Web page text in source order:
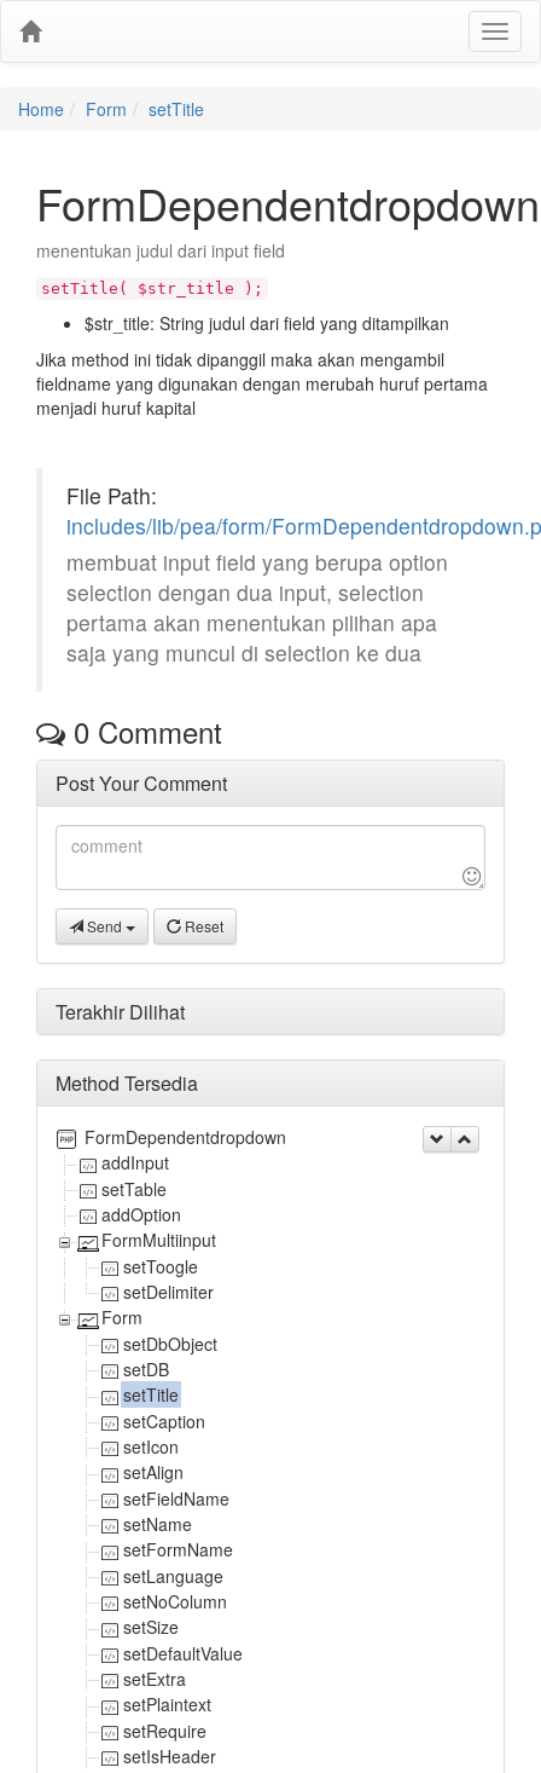
Home Form setTitle
menentukan judul dari input field
setTitle( $str_title );
$str_title: String judul dari field yang ditampilkan
Jika method ini tidak dipanggil maka akan mengambil
fieldname yang digunakan dengan merubah huruf pertama
menjadi huruf kapital
File Path:
includes/lib/pea/form/
membuat input field yang berupa option
selection dengan dua input, selection
pertama akan menentukan pilihan apa
saja yang muncul di selection ke dua
0 Comment
Post Your Comment
Send Reset
Terakhir Dilihat
Method Tersedia
FormDependentdropdown
addInput
setTable
addOption
FormMultiinput
setToogle
setDelimiter
Form
setDbObject
setDB
setTitle
setCaption
setIcon
setAlign
setFieldName
setName
setFormName
setLanguage
setNoColumn
setSize
setDefaultValue
setExtra
setPlaintext
setRequire
setIsHeader